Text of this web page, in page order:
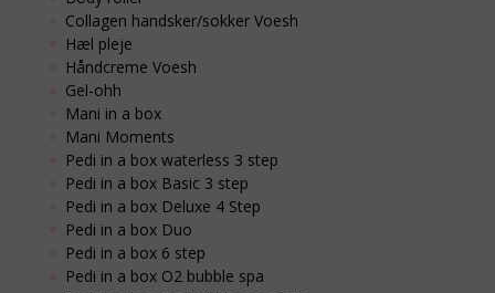
Collagen handsker/sokker Voesh
Hæl pleje
Håndcreme Voesh
Gel-ohh
Mani in a box
Mani Moments
Pedi in a box waterless 3 step
Pedi in a box Basic 3 step
Pedi in a box Deluxe 4 Step
Pedi in a box Duo
Pedi in a box 6 step
Pedi in a box O2 bubble spa